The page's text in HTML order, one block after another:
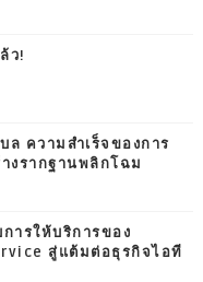
ว!
ล ความสำเร็จของการ
งรากฐานพลิกโฉม
ารให้บริการของ
สู่แต้มต่อธุรกิจไอที